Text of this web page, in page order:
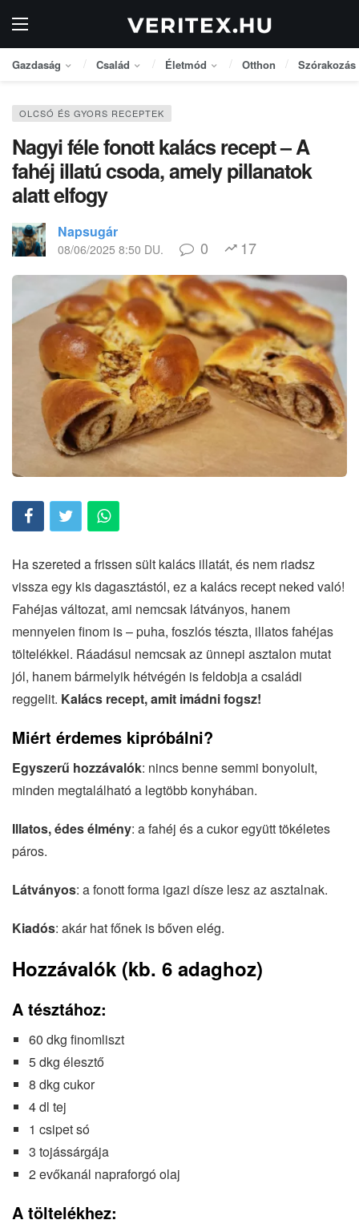
Gazdaság Család Életmód Otthon Szórakozás
OLCSÓ ÉS GYORS RECEPTEK
Nagyi féle fonott kalács recept – A
fahéj illatú csoda, amely pillanatok
alatt elfogy
Napsugár
08/06/2025 8:50 DU. 0 17
Ha szereted a frissen sült kalács illatát, és nem riadsz
vissza egy kis dagasztástól, ez a kalács recept neked való!
Fahéjas változat, ami nemcsak látványos, hanem
mennyeien finom is – puha, foszlós tészta, illatos fahéjas
töltelékkel. Ráadásul nemcsak az ünnepi asztalon mutat
jól, hanem bármelyik hétvégén is feldobja a családi
reggelit. Kalács recept, amit imádni fogsz!
Miért érdemes kipróbálni?
Egyszerű hozzávalók: nincs benne semmi bonyolult,
minden megtalálható a legtöbb konyhában.
Illatos, édes élmény: a fahéj és a cukor együtt tökéletes
páros.
Látványos: a fonott forma igazi dísze lesz az asztalnak.
Kiadós: akár hat főnek is bőven elég.
Hozzávalók (kb. 6 adaghoz)
A tésztához:
60 dkg finomliszt
5 dkg élesztő
8 dkg cukor
4 dl tej
1 csipet só
3 tojássárgája
2 evőkanál napraforgó olaj
A töltelékhez: